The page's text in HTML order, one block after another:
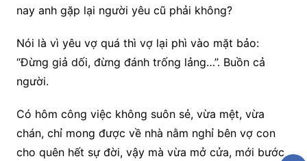
nay anh gặp lại người yêu cũ phải không?
Nói là vì yêu vợ quá thì vợ lại phì vào mặt bảo:
“Đừng giả dối, đừng đánh trống lảng…”. Buồn cả
người.
Có hôm công việc không suôn sẻ, vừa mệt, vừa
chán, chỉ mong được về nhà nằm nghỉ bên vợ con
cho quên hết sự đời, vậy mà vừa mở cửa, mới bước